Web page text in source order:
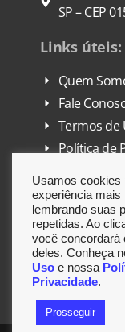
SP – CEP
Links úteis:
Quem
Fale
Termos de
Política de
DPO
Siga-nos:
Usamos cookies
experiência mais
lembrando suas
repetidas. Ao
você concordará
deles. Conheça
Uso e nossa
Privacidade.
Prosseguir